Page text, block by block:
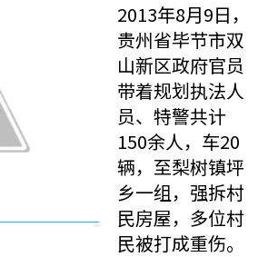
2013年8月9日，
贵州省毕节市双
山新区政府官员
带着规划执法人
员、特警共计
150余人，车20
辆，至梨树镇坪
乡一组，强拆村
民房屋，多位村
民被打成重伤。